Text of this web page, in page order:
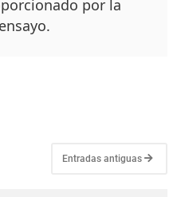
por la
Entradas antiguas